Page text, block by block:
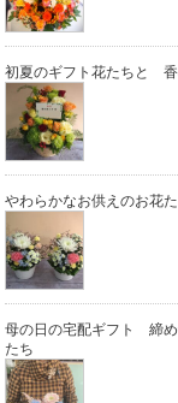
初夏のギフト花たちと
やわらかなお供えのお花
母の日の宅配ギフト 締め
たち